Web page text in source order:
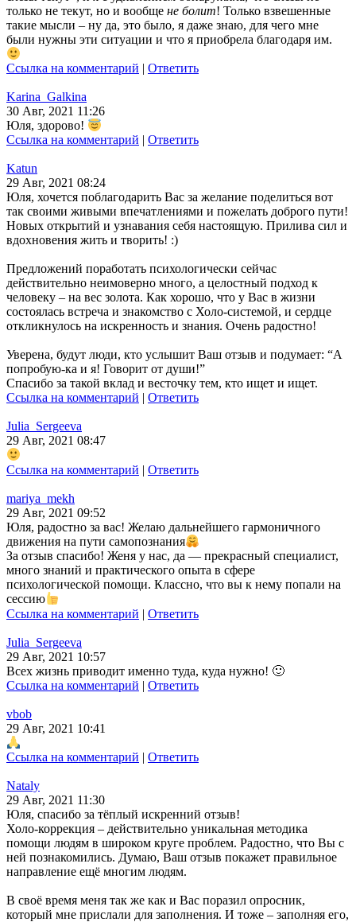
только не текут, но и вообще не болит! Только взвешенные
такие мысли – ну да, это было, я даже знаю, для чего мне
были нужны эти ситуации и что я приобрела благодаря им.
Ссылка на комментарий | Ответить
Karina_Galkina
30 Авг, 2021 11:26
Юля, здорово!
Ссылка на комментарий | Ответить
Katun
29 Авг, 2021 08:24
Юля, хочется поблагодарить Вас за желание поделиться вот
так своими живыми впечатлениями и пожелать доброго пути!
Новых открытий и узнавания себя настоящую. Прилива сил и
вдохновения жить и творить! :)
Предложений поработать психологически сейчас
действительно неимоверно много, а целостный подход к
человеку – на вес золота. Как хорошо, что у Вас в жизни
состоялась встреча и знакомство с Холо-системой, и сердце
откликнулось на искренность и знания. Очень радостно!
Уверена, будут люди, кто услышит Ваш отзыв и подумает: “А
попробую-ка и я! Говорит от души!”
Спасибо за такой вклад и весточку тем, кто ищет и ищет.
Ссылка на комментарий | Ответить
Julia_Sergeeva
29 Авг, 2021 08:47
Ссылка на комментарий | Ответить
mariya_mekh
29 Авг, 2021 09:52
Юля, радостно за вас! Желаю дальнейшего гармоничного
движения на пути самопознания
За отзыв спасибо! Женя у нас, да — прекрасный специалист,
много знаний и практического опыта в сфере
психологической помощи. Классно, что вы к нему попали на
сессию
Ссылка на комментарий | Ответить
Julia_Sergeeva
29 Авг, 2021 10:57
Всех жизнь приводит именно туда, куда нужно! 🙂
Ссылка на комментарий | Ответить
vbob
29 Авг, 2021 10:41
Ссылка на комментарий | Ответить
Nataly
29 Авг, 2021 11:30
Юля, спасибо за тёплый искренний отзыв!
Холо-коррекция – действительно уникальная методика
помощи людям в широком круге проблем. Радостно, что Вы с
ней познакомились. Думаю, Ваш отзыв покажет правильное
направление ещё многим людям.
В своё время меня так же как и Вас поразил опросник,
который мне прислали для заполнения. И тоже – заполняя его,